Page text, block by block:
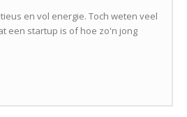
en vol energie. Toch weten veel
een startup is of hoe zo'n jong